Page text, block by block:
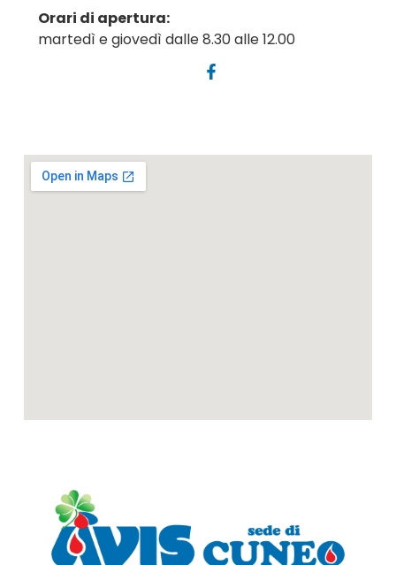
Orari di apertura:
martedì e giovedì dalle 8.30 alle 12.00